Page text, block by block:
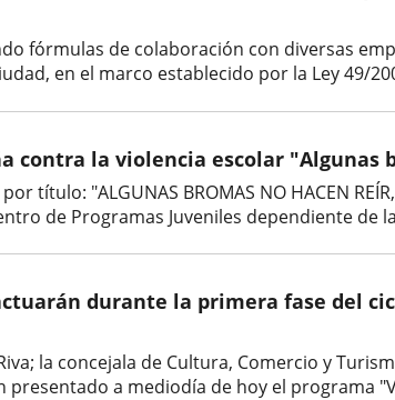
fórmulas de colaboración con diversas
en el marco establecido por la Ley 49/
contra la violencia escolar
título: "ALGUNAS BROMAS NO HACEN
de Programas Juveniles dependiente de
durante la primera fase del
la concejala de Cultura, Comercio y
a mediodía de hoy el programa